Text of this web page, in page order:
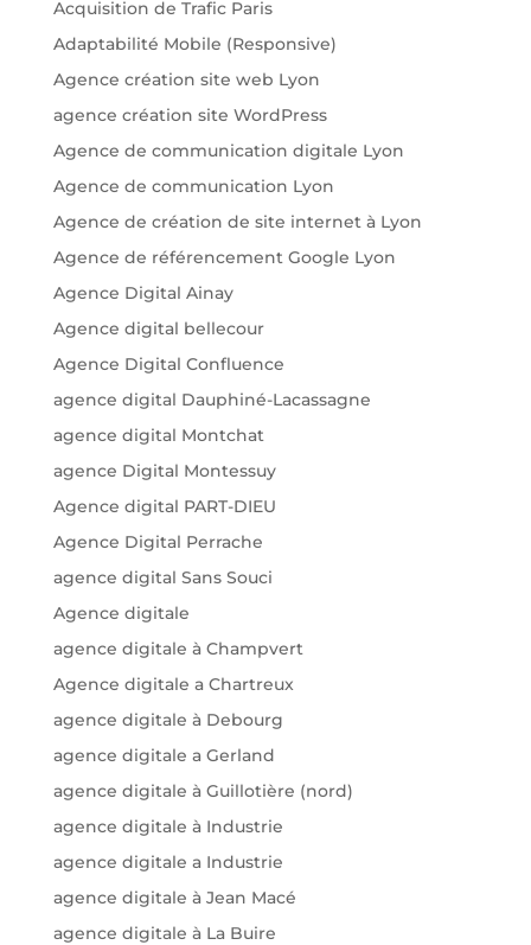
Acquisition de Trafic Paris
Adaptabilité Mobile (Responsive)
Agence création site web Lyon
agence création site WordPress
Agence de communication digitale Lyon
Agence de communication Lyon
Agence de création de site internet à Lyon
Agence de référencement Google Lyon
Agence Digital Ainay
Agence digital bellecour
Agence Digital Confluence
agence digital Dauphiné-Lacassagne
agence digital Montchat
agence Digital Montessuy
Agence digital PART-DIEU
Agence Digital Perrache
agence digital Sans Souci
Agence digitale
agence digitale à Champvert
Agence digitale a Chartreux
agence digitale à Debourg
agence digitale a Gerland
agence digitale à Guillotière (nord)
agence digitale à Industrie
agence digitale a Industrie
agence digitale à Jean Macé
agence digitale à La Buire